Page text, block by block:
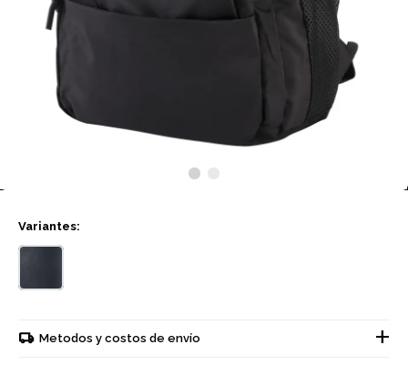
Variantes:
Metodos y costos de envío